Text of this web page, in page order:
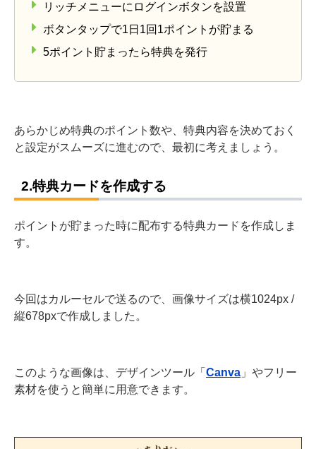
リッチメニューにログインボタンを設置
ボタンタップで1日1回1ポイントが貯まる
5ポイント貯まったら特典を発行
あらかじめ特典のポイント数や、特典内容を決めておく
と設定がスムーズに進むので、最初に考えましょう。
2.特典カードを作成する
ポイントが貯まった時に配布する特典カードを作成しま
す。
今回はカルーセルで送るので、画像サイズは横1024px /
縦678pxで作成しました。
このような画像は、デザインツール「 Canva 」やフリー
素材を使うと簡単に用意できます。